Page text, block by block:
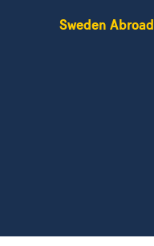
Sweden Abroad